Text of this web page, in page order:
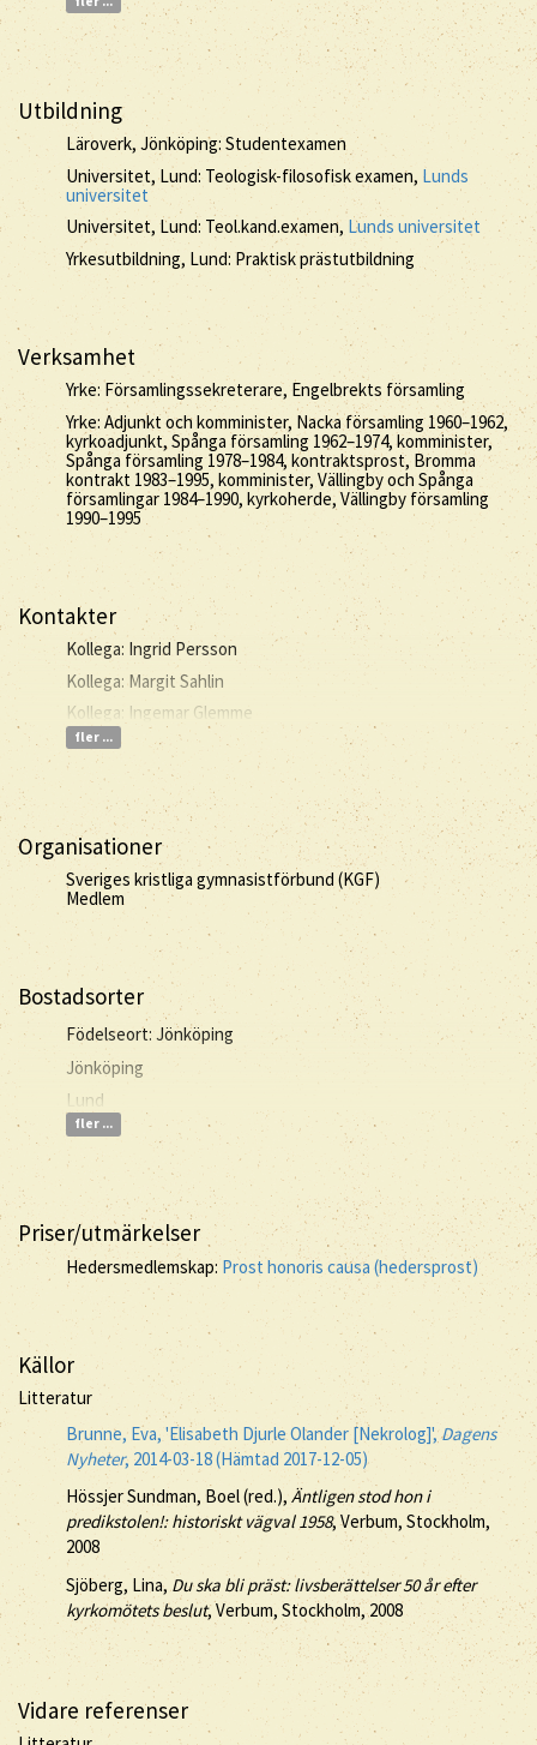
Utbildning
Läroverk, Jönköping: Studentexamen
Universitet, Lund: Teologisk-filosofisk examen, Lunds
universitet
Universitet, Lund: Teol.kand.examen, Lunds universitet
Yrkesutbildning, Lund: Praktisk prästutbildning
Verksamhet
Yrke: Församlingssekreterare, Engelbrekts församling
Yrke: Adjunkt och komminister, Nacka församling 1960–1962,
kyrkoadjunkt, Spånga församling 1962–1974, komminister,
Spånga församling 1978–1984, kontraktsprost, Bromma
kontrakt 1983–1995, komminister, Vällingby och Spånga
församlingar 1984–1990, kyrkoherde, Vällingby församling
1990–1995
Kontakter
Kollega: Ingrid Persson
Kollega: Margit Sahlin
Kollega: Ingemar Glemme
fler ...
Organisationer
Sveriges kristliga gymnasistförbund (KGF)
Medlem
Bostadsorter
Födelseort: Jönköping
Jönköping
Lund
fler ...
Priser/utmärkelser
Hedersmedlemskap: Prost honoris causa (hedersprost)
Källor
Litteratur
Brunne, Eva, 'Elisabeth Djurle Olander [Nekrolog]',Dagens
Nyheter, 2014-03-18 (Hämtad 2017-12-05)
Hössjer Sundman, Boel (red.), Äntligen stod hon i
predikstolen!: historiskt vägval 1958, Verbum, Stockholm,
2008
Sjöberg, Lina, Du ska bli präst: livsberättelser 50 år efter
kyrkomötets beslut, Verbum, Stockholm, 2008
Vidare referenser